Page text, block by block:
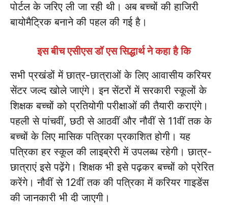
पोर्टल के जरिए ली जा रही थी। अब बच्चों की हाजिरी
बायोमैट्रिक बनाने की पहल की गई है।
इस बीच एसीएस डॉ एस सिद्धार्थ ने कहा है कि
सभी प्रखंडों में छात्र-छात्राओं के लिए आवासीय करियर
सेंटर जल्द खोले जाएंगे। इन सेंटरों में सरकारी स्कूलों के
शिक्षक बच्चों को प्रतियोगी परीक्षाओं की तैयारी कराएंगे।
पहली से पांचवीं, छठी से आठवीं और नौवीं से 11वीं तक के
बच्चों के लिए मासिक पत्रिका प्रकाशित होगी। यह
पत्रिका हर स्कूल की लाइब्रेरी में उपलब्ध रहेगी। छात्र-
छात्राएं इसे पढ़ेंगे। शिक्षक भी इसे पढ़कर बच्चों को प्रेरित
करेंगे। नौवीं से 12वीं तक की पत्रिका में करियर गाइडेंस
की जानकारी भी दी जाएगी।